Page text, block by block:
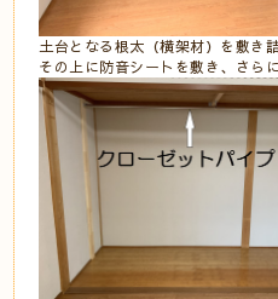
土台となる根太（横架材）を敷き
その上に防音シートを敷き、さら